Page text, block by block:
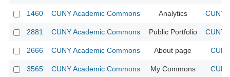
1460 CUNY Academic Commons Analytics CUNY
2881 CUNY Academic Commons Public Portfolio CUNY
2666 CUNY Academic Commons About page
3565 CUNY Academic Commons My Commons